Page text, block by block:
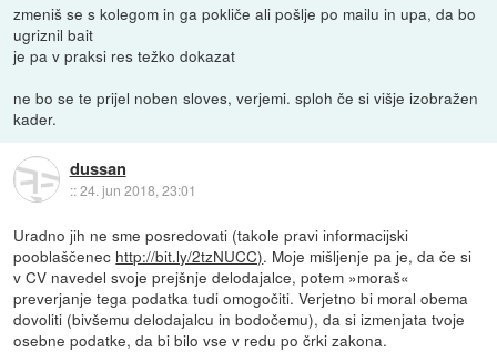
zmeniš se s kolegom in ga pokliče ali pošlje po mailu in upa, da bo
ugriznil bait
je pa v praksi res težko dokazat
ne bo se te prijel noben sloves, verjemi. sploh če si višje izobražen
kader.
dussan
::24. jun 2018, 23:01
Uradno jih ne sme posredovati (takole pravi informacijski
pooblaščenec http://bit.ly/2tzNUCC). Moje mišljenje pa je, da če si
v CV navedel svoje prejšnje delodajalce, potem »moraš«
preverjanje tega podatka tudi omogočiti. Verjetno bi moral obema
dovoliti (bivšemu delodajalcu in bodočemu), da si izmenjata tvoje
osebne podatke, da bi bilo vse v redu po črki zakona.